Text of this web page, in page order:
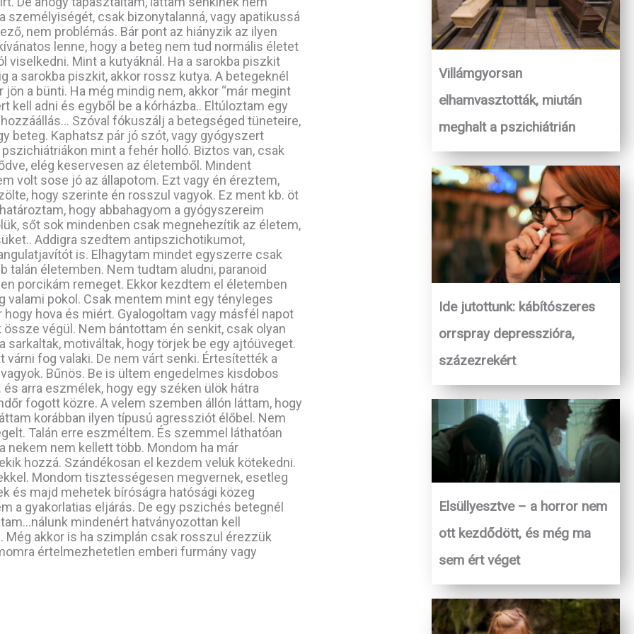
csak bizonytalanná, vagy apatikussá
nem problémás. Bár pont az hiányzik az ilyen
lenne, hogy a beteg nem tud normális életet
viselkedni. Mint a kutyáknál. Ha a sarokba piszkit
a sarokba piszkit, akkor rossz kutya. A betegeknél
a bünti. Ha még mindig nem, akkor “már megint
kell adni és egyből be a kórházba.. Eltúloztam egy
Szóval fókuszálj a betegséged tüneteire,
beteg. Kaphatsz pár jó szót, vagy gyógyszert
mint a fehér holló. Biztos van, csak
elég keservesen az életemből. Mindent
volt sose jó az állapotom. Ezt vagy én éreztem,
hogy szerinte én rosszul vagyok. Ez ment kb. öt
hogy abbahagyom a gyógyszereim
sőt sok mindenben csak megnehezítik az életem,
Addigra szedtem antipszichotikumot,
is. Elhagytam mindet egyszerre csak
talán életemben. Nem tudtam aludni, paranoid
porcikám remeget. Ekkor kezdtem el életemben
valami pokol. Csak mentem mint egy tényleges
hova és miért. Gyalogoltam vagy másfél napot
végül. Nem bántottam én senkit, csak olyan
motiváltak, hogy törjek be egy ajtóüveget.
fog valaki. De nem várt senki. Értesítették a
Bűnös. Be is ültem engedelmes kisdobos
arra eszmélek, hogy egy széken ülök hátra
fogott közre. A velem szemben állón láttam, hogy
korábban ilyen típusú agressziót élőbel. Nem
Talán erre eszméltem. És szemmel láthatóan
nekem nem kellett több. Mondom ha már
hozzá. Szándékosan el kezdem velük kötekedni.
Mondom tisztességesen megvernek, esetleg
és majd mehetek bíróságra hatósági közeg
a gyakorlatias eljárás. De egy pszichés betegnél
mindenért hatványozottan kell
akkor is ha szimplán csak rosszul érezzük
értelmezhetetlen emberi furmány vagy
Villámgyorsan
elhamvasztották, miután
meghalt a pszichiátrián
Ide jutottunk: kábítószeres
orrspray depresszióra,
százezrekért
Elsüllyesztve – a horror nem
ott kezdődött, és még ma
sem ért véget